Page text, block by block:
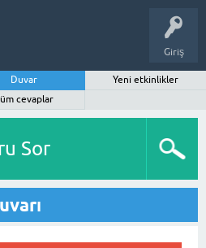
Giriş
Duvar
Yeni etkinlikler
cevaplar
Sor